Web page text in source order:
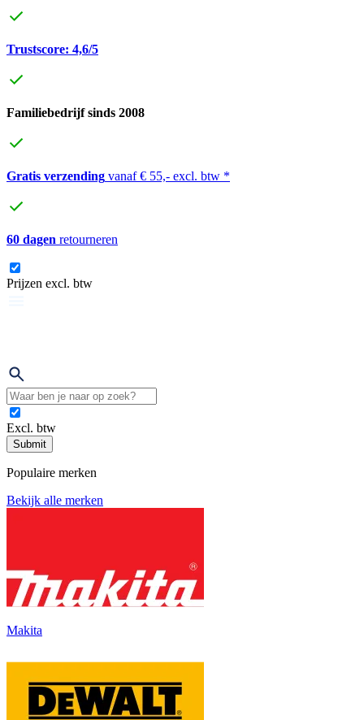
Trustscore: 4,6/5
Familiebedrijf sinds 2008
Gratis verzending vanaf € 55,- excl. btw *
60 dagen retourneren
Prijzen excl. btw
Excl. btw
Submit
Populaire merken
Bekijk alle merken
Makita